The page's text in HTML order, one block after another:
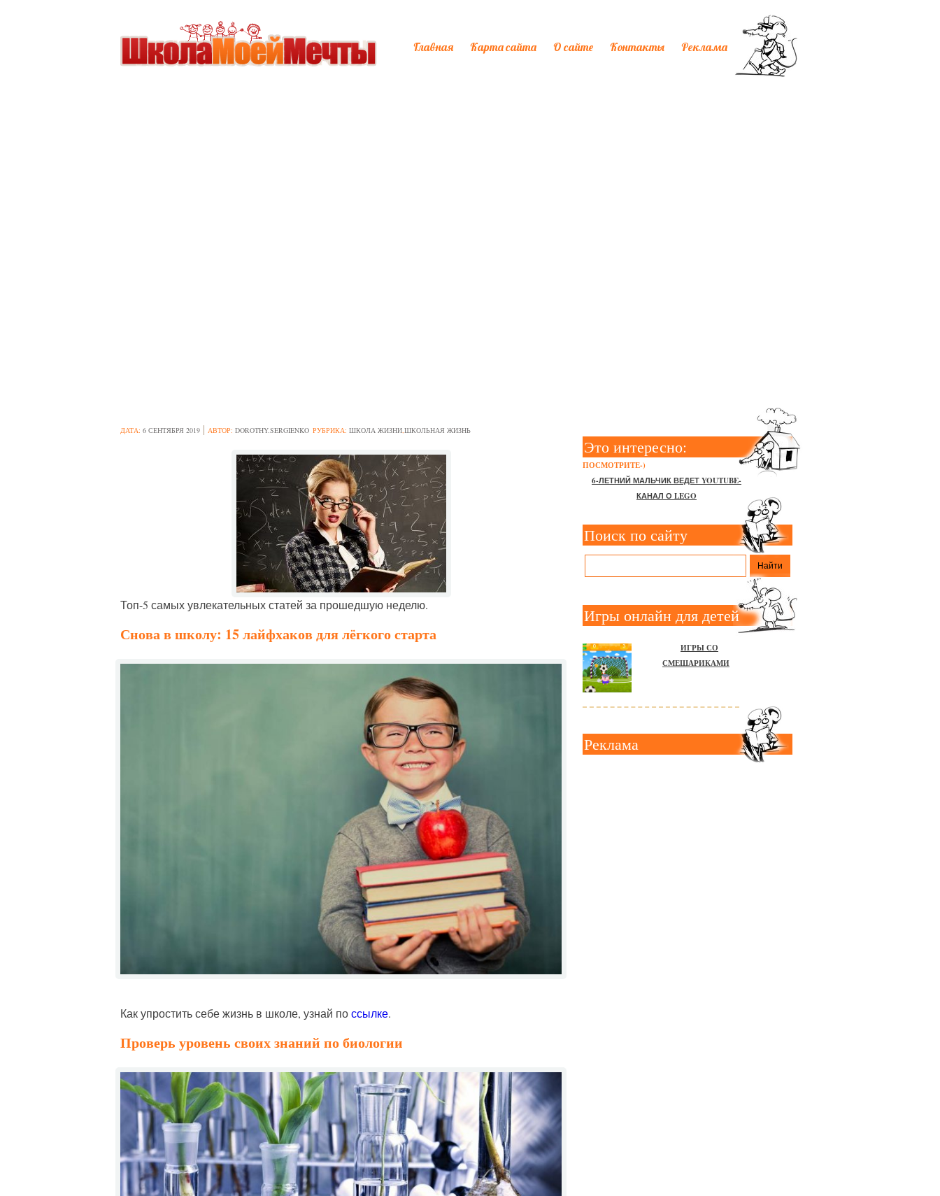
Главная Карта сайта О сайте Контакты Реклама
ДАТА: 6 СЕНТЯБРЯ 2019 АВТОР: DOROTHY.SERGIENKO РУБРИКА: ШКОЛА ЖИЗНИ,ШКОЛЬНАЯ ЖИЗНЬ
Топ-5 самых увлекательных статей за прошедшую неделю.
Снова в школу: 15 лайфхаков для лёгкого старта
Как упростить себе жизнь в школе, узнай поссылке.
Проверь уровень своих знаний по биологии
Это интересно:
ПОСМОТРИТЕ-)
6-ЛЕТНИЙ МАЛЬЧИК ВЕДЕТ YOUTUBE-
КАНАЛ О LEGO
Поиск по сайту
Игры онлайн для детей
ИГРЫ СО
СМЕШАРИКАМИ
Реклама